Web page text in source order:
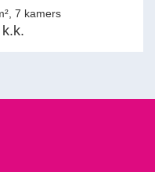
7 kamers